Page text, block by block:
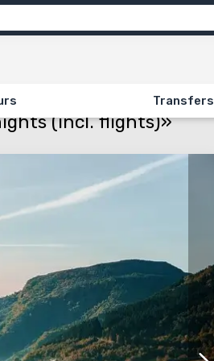
Transfers
- 9 DAYS/8 NIGHTS (INCL. FLIGHTS)»
(incl. flights)»